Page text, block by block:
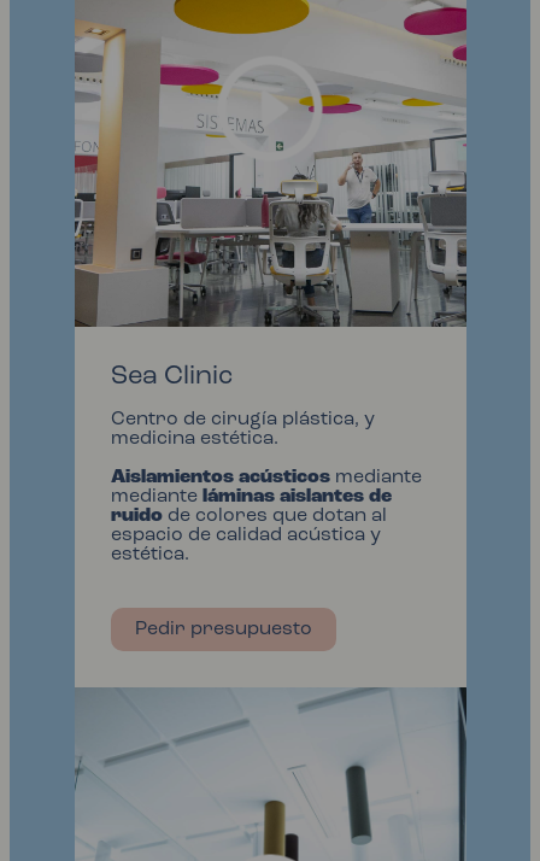
Sea Clinic
Centro de cirugía plástica, y
medicina estética.
Aislamientos acústicosmediante
mediante láminas aislantes de
ruidode colores que dotan al
espacio de calidad acústica y
estética.
Pedir presupuesto